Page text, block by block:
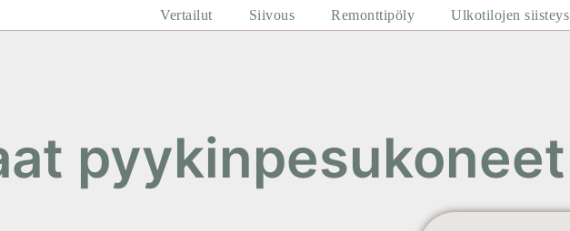
Vertailut Siivous Remonttipöly Ulkotilojen siisteys
pyykinpesukoneet